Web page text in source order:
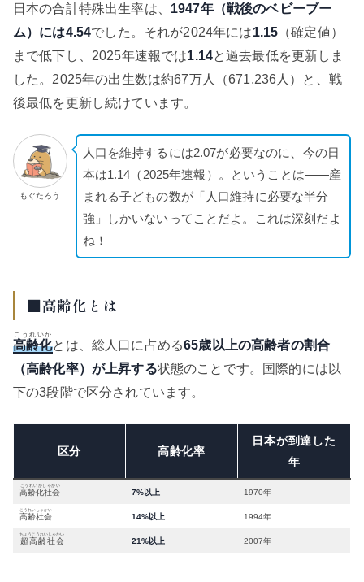
日本の合計特殊出生率は、 1947年（戦後のベビーブー
ム）には4.54でした。それが2024年には1.15 （確定値）
まで低下し、2025年速報では1.14と過去最低を更新しま
した。2025年の出生数は約67万人（671,236人）と、戦
後最低を更新し続けています。
もぐたろう
人口を維持するには2.07が必要なのに、今の日
本は1.14（2025年速報）。ということは——産
まれる子どもの数が「人口維持に必要な半分
強」しかいないってことだよ。これは深刻だよ
ね！
■高齢化とは
高齢化
こうれいか
とは、総人口に占める65歳以上の高齢者の割合
（高齢化率）が上昇する状態のことです。国際的には以
下の3段階で区分されています。
区分 高齢化率
日本が到達した
年
高齢化社会
こうれいかしゃかい
7%以上 1970年
高齢社会
こうれいしゃかい
14%以上 1994年
超高齢社会
ちょうこうれいしゃかい
21%以上 2007年